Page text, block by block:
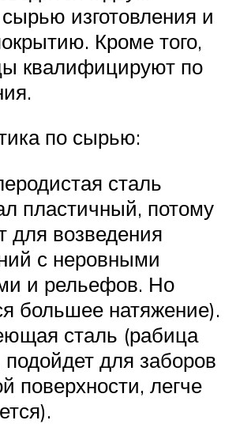
изготовления и
Кроме того,
квалифицируют по
по сырью:
сталь
пластичный, потому
для возведения
с неровными
и рельефов. Но
большее натяжение).
сталь (рабица
подойдет для заборов
поверхности, легче